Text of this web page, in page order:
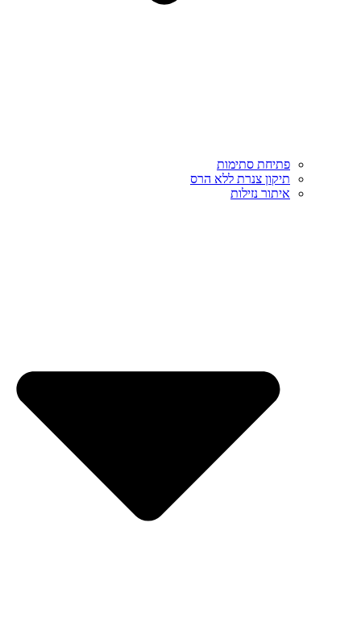
פתיחת סתימות
תיקון צנרת ללא הרס
איתור נזילות